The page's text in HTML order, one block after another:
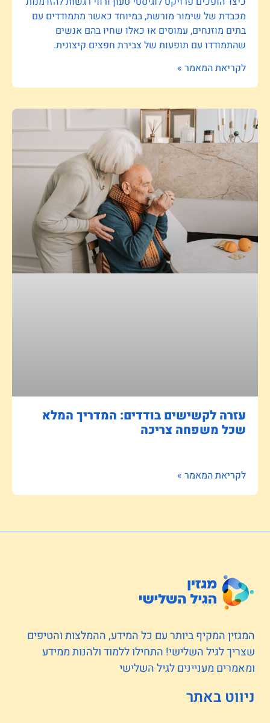
מכבדת של שימור מורשת, במיוחד כאשר מתמודדים עם
בתים מוזנחים, עמוסים או כאלו שחיו בהם אנשים
שהתמודדו עם תופעות של צבירת חפצים קיצונית.
לקריאת המאמר »
עזרה לקשישים בודדים: המדריך המלא
שכל משפחה צריכה
לקריאת המאמר »
המגזין המקיף ביותר עם כל המידע, ההמלצות והטיפים
שצריך לגיל השלישי! התחילו ללמוד ולהנות ממידע
ומאמרים מעניינים לגיל השלישי
ניווט באתר